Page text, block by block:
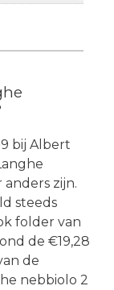
bij Albert
zijn.
steeds
folder van
de €19,28
de
nebbiolo 2